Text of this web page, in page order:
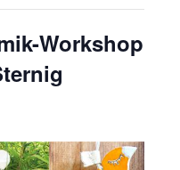
Workshop